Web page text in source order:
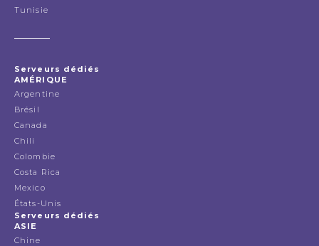
Tunisie
Serveurs dédiés
AMÉRIQUE
Argentine
Brésil
Canada
Chili
Colombie
Costa Rica
Mexico
États-Unis
Serveurs dédiés
ASIE
Chine